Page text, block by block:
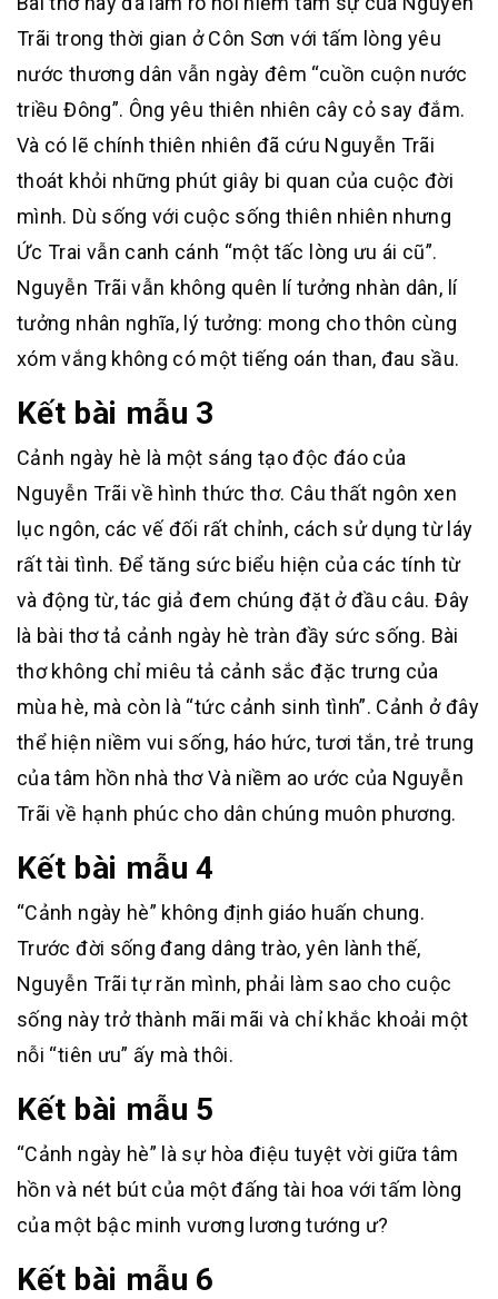
Trãi trong thời gian ở Côn Sơn với tấm lòng yêu
nước thương dân vẫn ngày đêm “cuồn cuộn nước
triều Đông”. Ông yêu thiên nhiên cây cỏ say đắm.
Và có lẽ chính thiên nhiên đã cứu Nguyễn Trãi
thoát khỏi những phút giây bi quan của cuộc đời
mình. Dù sống với cuộc sống thiên nhiên nhưng
Ức Trai vẫn canh cánh “một tấc lòng ưu ái cũ”.
Nguyễn Trãi vẫn không quên lí tưởng nhàn dân, lí
tưởng nhân nghĩa, lý tưởng: mong cho thôn cùng
xóm vắng không có một tiếng oán than, đau sầu.
Kết bài mẫu 3
Cảnh ngày hè là một sáng tạo độc đáo của
Nguyễn Trãi về hình thức thơ. Câu thất ngôn xen
lục ngôn, các vế đối rất chỉnh, cách sử dụng từ láy
rất tài tình. Để tăng sức biểu hiện của các tính từ
và động từ, tác giả đem chúng đặt ở đầu câu. Đây
là bài thơ tả cảnh ngày hè tràn đầy sức sống. Bài
thơ không chỉ miêu tả cảnh sắc đặc trưng của
mùa hè, mà còn là “tức cảnh sinh tình”. Cảnh ở đây
thể hiện niềm vui sống, háo hức, tươi tắn, trẻ trung
của tâm hồn nhà thơ Và niềm ao ước của Nguyễn
Trãi về hạnh phúc cho dân chúng muôn phương.
Kết bài mẫu 4
“Cảnh ngày hè” không định giáo huấn chung.
Trước đời sống đang dâng trào, yên lành thế,
Nguyễn Trãi tự răn mình, phải làm sao cho cuộc
sống này trở thành mãi mãi và chỉ khắc khoải một
nỗi “tiên ưu” ấy mà thôi.
Kết bài mẫu 5
“Cảnh ngày hè” là sự hòa điệu tuyệt vời giữa tâm
hồn và nét bút của một đấng tài hoa với tấm lòng
của một bậc minh vương lương tướng ư?
Kết bài mẫu 6